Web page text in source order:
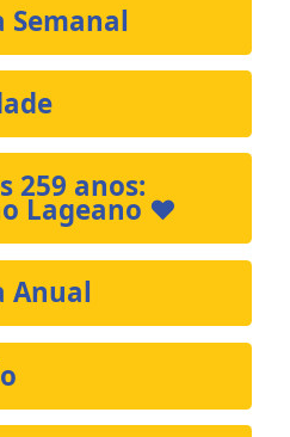
Semanal
259 anos:
Lageano ❤️
Anual